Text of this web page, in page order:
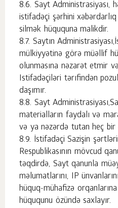
Sayt Administrasiyası,
istifadəçi şərhini
silmək hüququna malikdir.
Saytın
mülkiyyətinə görə müəllif
olunmasına nəzarət etmir
Istifadəçiləri tərıfindən
daşımır.
Sayt
materialların faydalı və
və ya nəzərdə tutan heç bir
İstifadəçi Sazişin
Respublikasının mövcud
təqdirdə, Sayt qanunla
məlumatlarını, IP
hüquq-mühafizə
hüququnu özündə saxlayır.